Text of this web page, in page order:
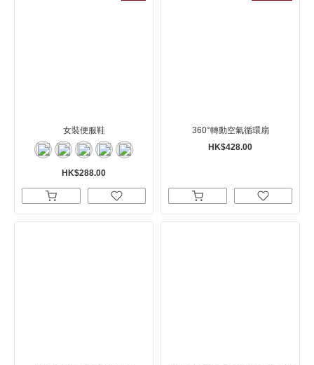
女裝便服鞋
HK$288.00
360°轉動空氣循環扇
HK$428.00